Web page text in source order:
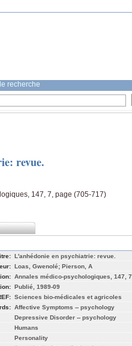
recherche
revue.
147, 7, page (705-717)
L'anhédonie en psychiatrie: revue.
Loas, Gwenolé; Pierson, A
Annales médico-psychologiques, 147,
Publié, 1989-09
Sciences bio-médicales et agricoles
Affective Symptoms -- psychology
Depressive Disorder -- psychology
Humans
Personality